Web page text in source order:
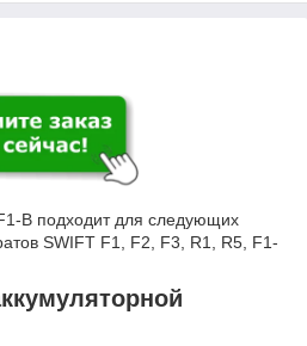
B подходит для следующих
SWIFT F1, F2, F3, R1, R5, F1-